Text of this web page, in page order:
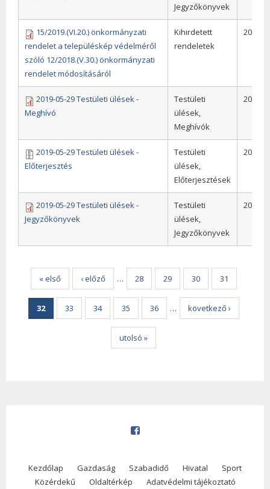
Jegyzőkönyvek
15/2019.(VI.20.) önkormányzati
rendelet a településkép védelméről
szóló 12/2018.(V.30.) önkormányzati
rendelet módosításáról
Kihirdetett
rendeletek
2019
2019-05-29 Testületi ülések -
Meghívó
Testületi
ülések,
Meghívók
2019
2019-05-29 Testületi ülések -
Előterjesztés
Testületi
ülések,
Előterjesztések
2019
2019-05-29 Testületi ülések -
Jegyzőkönyvek
Testületi
ülések,
Jegyzőkönyvek
2019
Oldalak
« első ‹ előző … 28 29 30 31
32 33 34 35 36 … következő ›
utolsó »
Kezdőlap Gazdaság Szabadidő Hivatal
Sport
Közérdekű
Oldaltérkép
Adatvédelmi tájékoztató